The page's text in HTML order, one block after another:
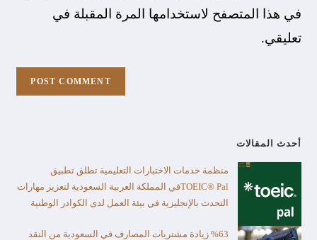
في هذا المتصفح لاستخدامها المرة المقبلة في
تعليقي.
أحدث المقالات
منظمة خدمات الاختبارات التعليمية تطلق تطبيق
TOEIC® Palفي المملكة العربية السعودية لتعزيز مهارات
التحدث بالإنجليزية في بيئة العمل لدى الكوادر الوطنية
%63 زيادة مشتريات المصارف في السعودية من النقد